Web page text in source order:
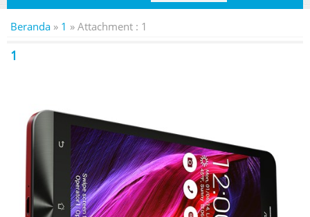
Beranda » 1 » Attachment : 1
1